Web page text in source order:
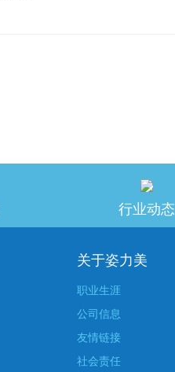
行业动态
关于姿力美
职业生涯
公司信息
友情链接
社会责任